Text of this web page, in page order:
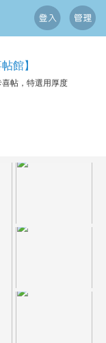
館】
帖，特選用厚度